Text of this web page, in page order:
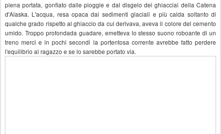
piena portata, gonfiato dalle pioggie e dal disgelo dei ghiacciai della Catena
d'Alaska. L'acqua, resa opaca dai sedimenti glaciali e più calda soltanto di
qualche grado rispetto al ghiaccio da cui derivava, aveva il colore del cemento
umido. Troppo profondada guadare, emetteva lo stesso suono roboante di un
treno merci e in pochi secondi la portentosa corrente avrebbe fatto perdere
l'equilibrio al ragazzo e se lo sarebbe portato via.